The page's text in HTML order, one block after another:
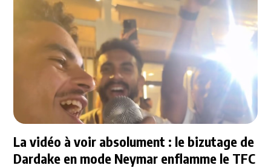
La vidéo à voir absolument : le bizutage de
Dardake en mode Neymar enflamme le TFC